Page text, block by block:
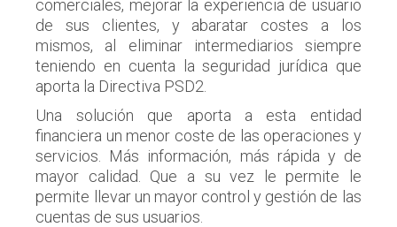
comerciales, mejorar la experiencia de usuario
de sus clientes, y abaratar costes a los
mismos, al eliminar intermediarios siempre
teniendo en cuenta la seguridad jurídica que
aporta la Directiva PSD2.
Una solución que aporta a esta entidad
financiera un menor coste de las operaciones y
servicios. Más información, más rápida y de
mayor calidad. Que a su vez le permite le
permite llevar un mayor control y gestión de las
cuentas de sus usuarios.